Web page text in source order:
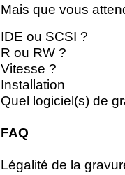
Mais que vous
IDE ou SCSI ?
R ou RW ?
Vitesse ?
Installation
Quel logiciel(s) de
FAQ
Légalité de la